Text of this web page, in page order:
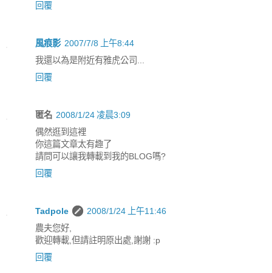
回覆
風痕影 2007/7/8 上午8:44
我還以為是附近有雅虎公司...
回覆
匿名 2008/1/24 凌晨3:09
偶然逛到這裡
你這篇文章太有趣了
請問可以讓我轉載到我的BLOG嗎?
回覆
Tadpole
2008/1/24 上午11:46
農夫您好,
歡迎轉載,但請註明原出處,謝謝 :p
回覆